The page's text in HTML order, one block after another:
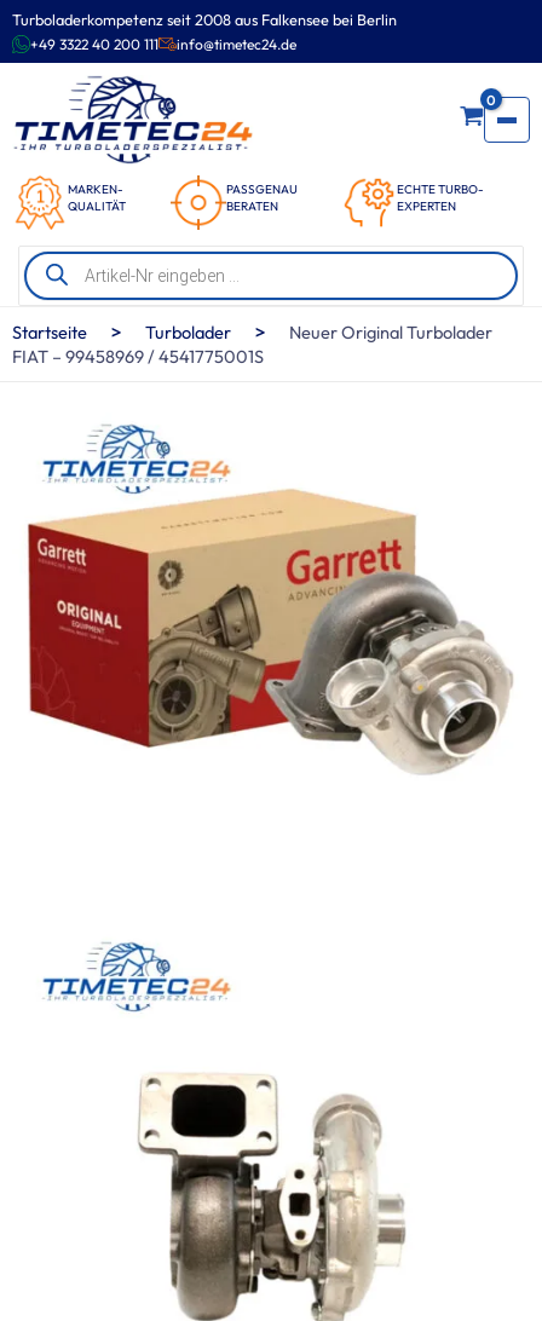
Turboladerkompetenz seit 2008 aus Falkensee bei Berlin
+49 3322 40 200 111 info@timetec24.de
MARKEN-
QUALITÄT
PASSGENAU
BERATEN
ECHTE TURBO-
EXPERTEN
0
Products
search
Zum
Inhalt
springen
Startseite > Turbolader >
Neuer Original Turbolader
FIAT – 99458969 / 4541775001S